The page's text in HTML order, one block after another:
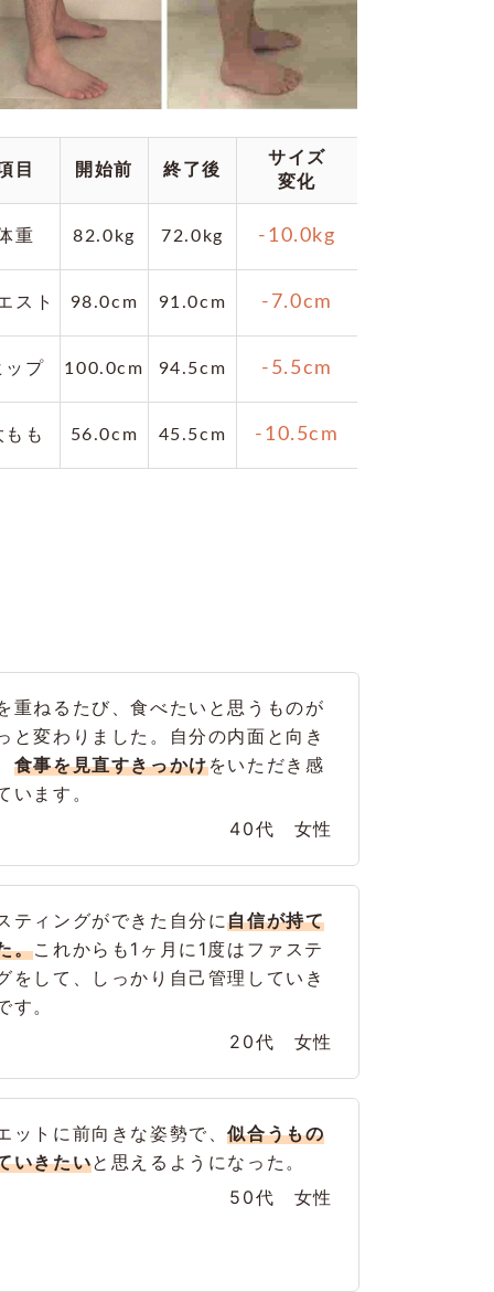
目 開始前 終了後
サイズ
変化
重 82.0kg 72.0kg -10.0kg
スト 98.0cm 91.0cm -7.0cm
ップ 100.0cm 94.5cm -5.5cm
もも 56.0cm 45.5cm -10.5cm
重ねるたび、食べたいと思うものが
と変わりました。自分の内面と向き
食事を見直すきっかけをいただき感
います。
40代 女性
ティングができた自分に自信が持て
。これからも1ヶ月に1度はファステ
をして、しっかり自己管理していき
す。
20代 女性
ットに前向きな姿勢で、似合うもの
いきたいと思えるようになった。
50代 女性